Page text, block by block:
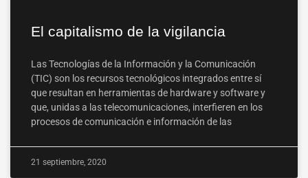
El capitalismo de la vigilancia
Las Tecnologías de la Información y la Comunicación
(TIC) son los recursos tecnológicos integrados entre sí
que resultan en herramientas de hardware y software y
que, unidas a las telecomunicaciones, interfieren en los
procesos de comunicación e información de las
21 septiembre, 2020